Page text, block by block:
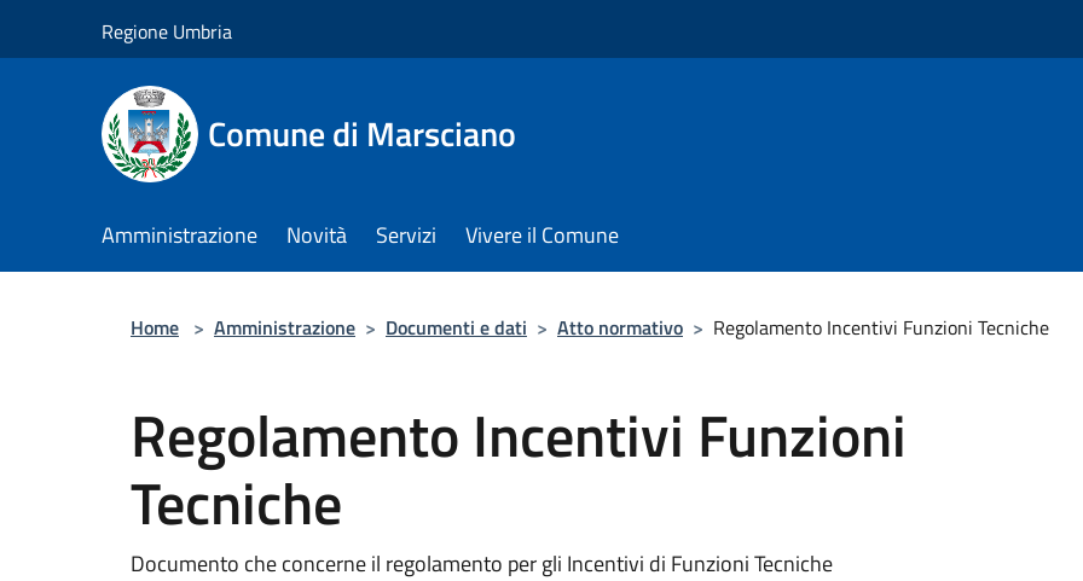
Regione Umbria
Comune di Marsciano
Amministrazione Novità Servizi Vivere il Comune
Home > Amministrazione > Documenti e dati > Atto normativo > Regolamento Incentivi Funzioni Tecniche
Regolamento Incentivi Funzioni
Tecniche
Documento che concerne il regolamento per gli Incentivi di Funzioni Tecniche